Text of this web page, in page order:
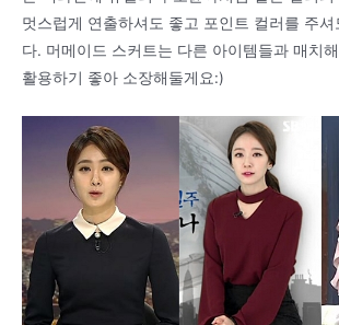
멋스럽게 연출하셔도 좋고 포인트 컬러를 주셔
다. 머메이드 스커트는 다른 아이템들과 매치
활용하기 좋아 소장해둘게요:)